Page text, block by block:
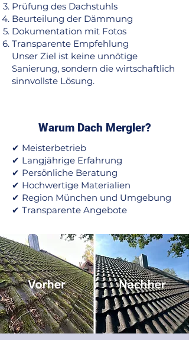
Prüfung des Dachstuhls
Beurteilung der Dämmung
Dokumentation mit Fotos
Transparente Empfehlung
Unser Ziel ist keine unnötige
Sanierung, sondern die wirtschaftlich
sinnvollste Lösung.
Warum Dach Mergler?
✔ Meisterbetrieb
✔ Langjährige Erfahrung
✔ Persönliche Beratung
✔ Hochwertige Materialien
✔ Region München und Umgebung
✔ Transparente Angebote